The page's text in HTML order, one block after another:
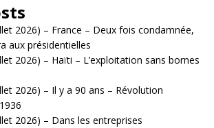
2026) – France – Deux fois condamnée,
aux présidentielles
2026) – Haïti – L’exploitation sans bornes
2026) – Il y a 90 ans – Révolution
2026) – Dans les entreprises